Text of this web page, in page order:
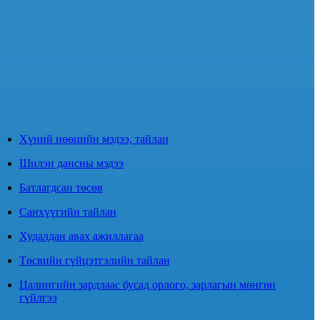
Хүний нөөцийн мэдээ, тайлан
Шилэн дансны мэдээ
Батлагдсан төсөв
Санхүүгийн тайлан
Худалдан авах ажиллагаа
Төсвийн гүйцэтгэлийн тайлан
Цалингийн зардлаас бусад орлого, зарлагын мөнгөн
гүйлгээ